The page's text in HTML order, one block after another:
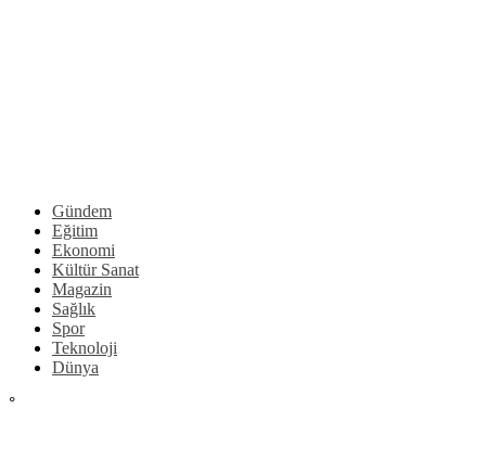
Gündem
Eğitim
Ekonomi
Kültür Sanat
Magazin
Sağlık
Spor
Teknoloji
Dünya
°